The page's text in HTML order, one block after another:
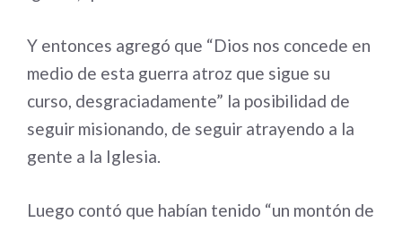
Y entonces agregó que “Dios nos concede en
medio de esta guerra atroz que sigue su
curso, desgraciadamente” la posibilidad de
seguir misionando, de seguir atrayendo a la
gente a la Iglesia.
Luego contó que habían tenido “un montón de